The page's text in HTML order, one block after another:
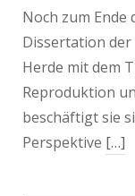
Noch zum Ende
Dissertation
Herde mit dem
Reproduktion
beschäftigt sie
Perspektive […]